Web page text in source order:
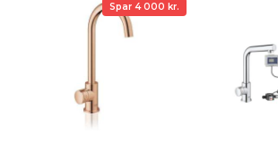
Spar 4 000 kr.